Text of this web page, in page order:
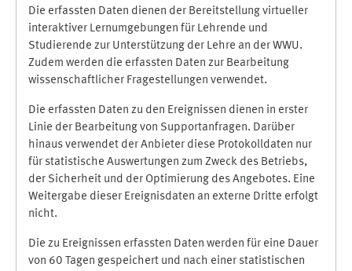
Die erfassten Daten dienen der Bereitstellung virtueller
interaktiver Lernumgebungen für Lehrende und
Studierende zur Unterstützung der Lehre an der WWU.
Zudem werden die erfassten Daten zur Bearbeitung
wissenschaftlicher Fragestellungen verwendet.
Die erfassten Daten zu den Ereignissen dienen in erster
Linie der Bearbeitung von Supportanfragen. Darüber
hinaus verwendet der Anbieter diese Protokolldaten nur
für statistische Auswertungen zum Zweck des Betriebs,
der Sicherheit und der Optimierung des Angebotes. Eine
Weitergabe dieser Ereignisdaten an externe Dritte erfolgt
nicht.
Die zu Ereignissen erfassten Daten werden für eine Dauer
von 60 Tagen gespeichert und nach einer statistischen